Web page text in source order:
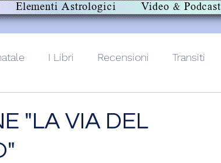
Elementi Astrologici Video & Podcast
I Libri Recensioni Transiti
"LA VIA DEL